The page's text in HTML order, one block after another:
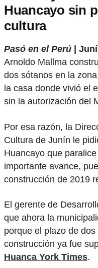
Huancayo sin
cultura
Pasó en el Perú |
Arnoldo Mallma
dos sótanos en la
la casa donde vivió el
sin la autorización del
Por esa razón, la
Cultura de Junín le
Huancayo que
importante avance,
construcción de 2019
El gerente de
que ahora la
porque el plazo de
construcción ya fue
Huanca York Times.